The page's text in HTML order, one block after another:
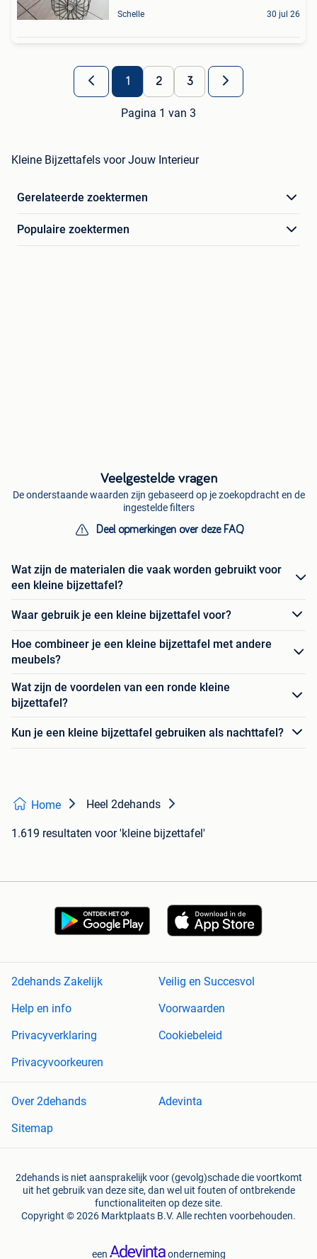
Schelle 30 jul 26
1 2 3
Pagina 1 van 3
Kleine Bijzettafels voor Jouw Interieur
Gerelateerde zoektermen
Populaire zoektermen
Veelgestelde vragen
De onderstaande waarden zijn gebaseerd op je zoekopdracht en de
ingestelde filters
Deel opmerkingen over deze FAQ
Wat zijn de materialen die vaak worden gebruikt voor
een kleine bijzettafel?
Waar gebruik je een kleine bijzettafel voor?
Hoe combineer je een kleine bijzettafel met andere
meubels?
Wat zijn de voordelen van een ronde kleine
bijzettafel?
Kun je een kleine bijzettafel gebruiken als nachttafel?
Home Heel 2dehands
1.619 resultaten voor 'kleine bijzettafel'
2dehands Zakelijk
Veilig en Succesvol
Help en info
Voorwaarden
Privacyverklaring
Cookiebeleid
Privacyvoorkeuren
Over 2dehands
Adevinta
Sitemap
2dehands is niet aansprakelijk voor (gevolg)schade die voortkomt
uit het gebruik van deze site, dan wel uit fouten of ontbrekende
functionaliteiten op deze site.
Copyright © 2026 Marktplaats B.V. Alle rechten voorbehouden.
een onderneming